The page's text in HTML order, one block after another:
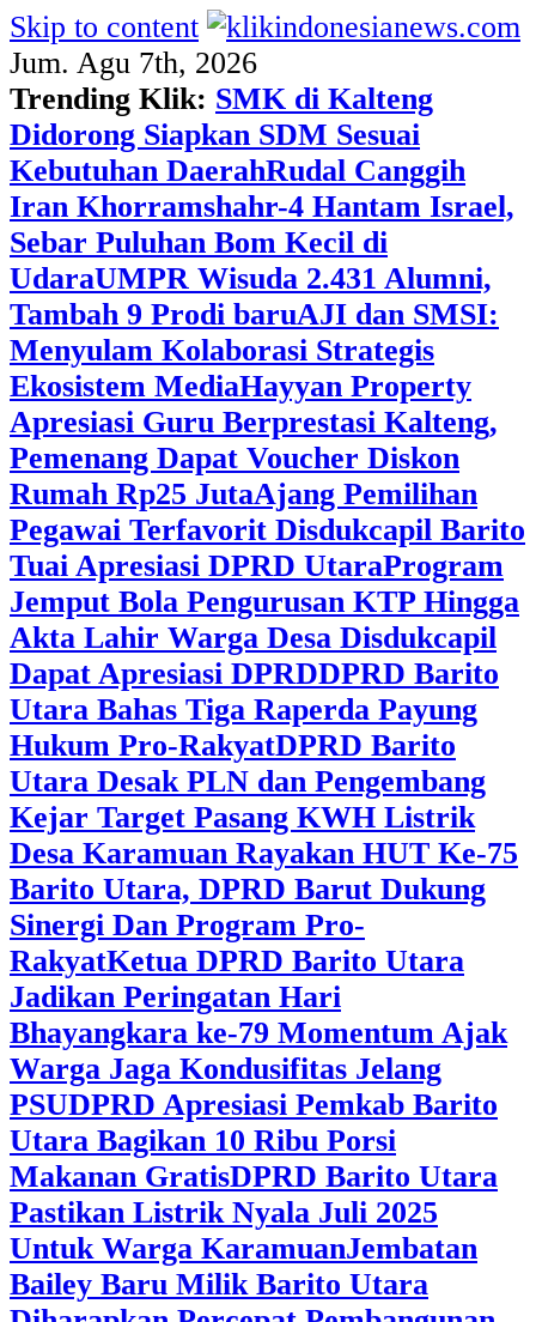
Skip to content
Jum. Agu 7th, 2026
Trending Klik: SMK di Kalteng
Didorong Siapkan SDM Sesuai
Kebutuhan DaerahRudal Canggih
Iran Khorramshahr-4 Hantam Israel,
Sebar Puluhan Bom Kecil di
UdaraUMPR Wisuda 2.431 Alumni,
Tambah 9 Prodi baruAJI dan SMSI:
Menyulam Kolaborasi Strategis
Ekosistem MediaHayyan Property
Apresiasi Guru Berprestasi Kalteng,
Pemenang Dapat Voucher Diskon
Rumah Rp25 JutaAjang Pemilihan
Pegawai Terfavorit Disdukcapil Barito
Tuai Apresiasi DPRD UtaraProgram
Jemput Bola Pengurusan KTP Hingga
Akta Lahir Warga Desa Disdukcapil
Dapat Apresiasi DPRDDPRD Barito
Utara Bahas Tiga Raperda Payung
Hukum Pro-RakyatDPRD Barito
Utara Desak PLN dan Pengembang
Kejar Target Pasang KWH Listrik
Desa Karamuan Rayakan HUT Ke-75
Barito Utara, DPRD Barut Dukung
Sinergi Dan Program Pro-
RakyatKetua DPRD Barito Utara
Jadikan Peringatan Hari
Bhayangkara ke-79 Momentum Ajak
Warga Jaga Kondusifitas Jelang
PSUDPRD Apresiasi Pemkab Barito
Utara Bagikan 10 Ribu Porsi
Makanan GratisDPRD Barito Utara
Pastikan Listrik Nyala Juli 2025
Untuk Warga KaramuanJembatan
Bailey Baru Milik Barito Utara